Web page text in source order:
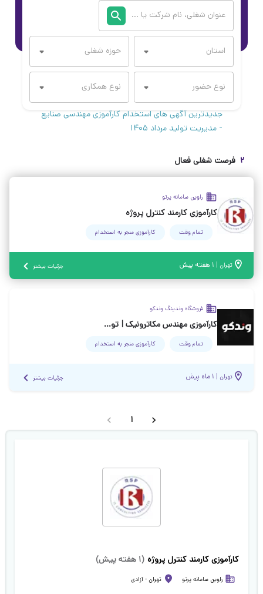
جدیدترین آگهی های استخدام کارآموزی مهندسی صنایع
- مدیریت تولید مرداد ۱۴۰۵
۲ فرصت شغلی فعال
راوین سامانه پرتو
کارآموزی کارمند کنترل پروژه
تمام وقت کارآموزی منجر ‌به استخدام
تهران | ۱ هفته پیش جزئیات بیشتر
فروشگاه وندینگ وندکو
کارآموزی مهندس مکاترونیک | توسعه دستگاه‌های وندینگ هوشمند
تمام وقت کارآموزی منجر ‌به استخدام
تهران | ۱ ماه پیش جزئیات بیشتر
1
کارآموزی کارمند کنترل پروژه (۱ هفته پیش )
راوین سامانه پرتو تهران - آزادی